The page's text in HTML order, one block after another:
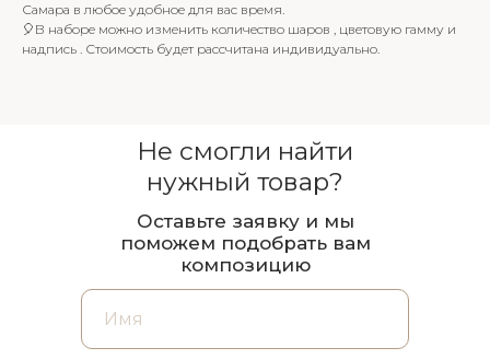
Самара в любое удобное для вас время.
🎈В наборе можно изменить количество шаров , цветовую гамму и
надпись . Стоимость будет рассчитана индивидуально.
Не смогли найти
нужный товар?
Оставьте заявку и мы
поможем подобрать вам
композицию